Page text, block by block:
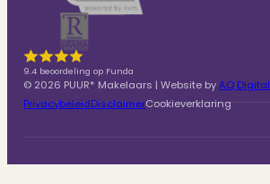
9.4 beoordeling op Funda
© 2026 PUUR* Makelaars | Website byAQ Digital
PrivacybeleidDisclaimerCookieverklaring